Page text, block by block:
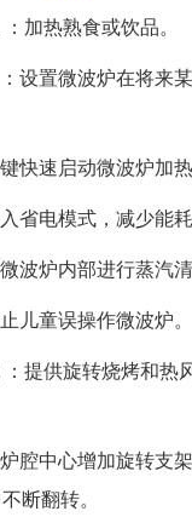
加热熟食或饮品。
设置微波炉在将来
快速启动微波炉加热
省电模式，减少能耗
波炉内部进行蒸汽清
儿童误操作微波炉。
提供旋转烧烤和热
腔中心增加旋转支
断翻转。